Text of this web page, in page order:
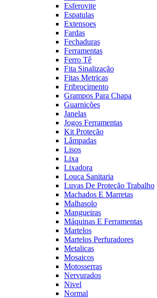
Esferovite
Espatulas
Extensoes
Fardas
Fechaduras
Ferramentas
Ferro Tê
Fita Sinalização
Fitas Metricas
Fribrocimento
Grampos Para Chapa
Guarnições
Janelas
Jogos Ferramentas
Kit Proteção
Lâmpadas
Lisos
Lixa
Lixadora
Louça Sanitaria
Luvas De Proteção Trabalho
Machados E Marretas
Malhasolo
Mangueiras
Máquinas E Ferramentas
Martelos
Martelos Perfuradores
Metalicas
Mosaicos
Motosserras
Nervurados
Nivel
Normal